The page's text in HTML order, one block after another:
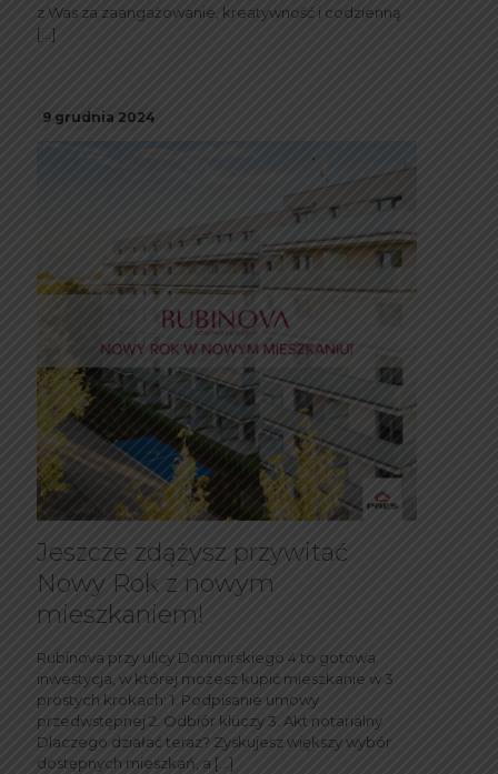
z Was za zaangażowanie, kreatywność i codzienną
[…]
9 grudnia 2024
Jeszcze zdążysz przywitać
Nowy Rok z nowym
mieszkaniem!
Rubinova przy ulicy Donimirskiego 4 to gotowa
inwestycja, w której możesz kupić mieszkanie w 3
prostych krokach: 1. Podpisanie umowy
przedwstępnej 2. Odbiór kluczy 3. Akt notarialny
Dlaczego działać teraz? Zyskujesz większy wybór
dostępnych mieszkań, a […]